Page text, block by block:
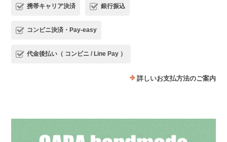
携帯キャリア決済 銀行振込
コンビニ決済・Pay-easy
代金後払い（ コンビニ / Line Pay ）
詳しいお支払方法のご案内